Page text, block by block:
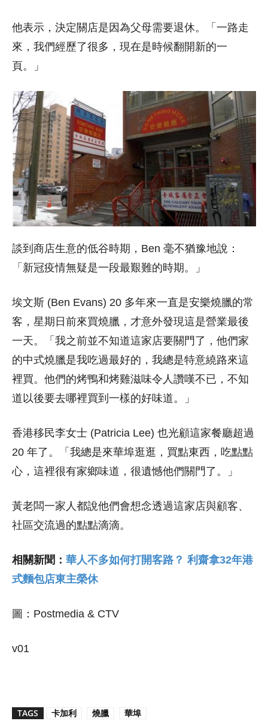
他表示，決定關店是因為父母需要退休。「一路走
來，我們經歷了很多，現在是時候翻開新的一
頁。」
談到商店生意的低谷時期，Ben 毫不猶豫地說：
「新冠疫情無疑是一段最艱難的時期。」
埃文斯 (Ben Evans) 20 多年來一直是安樂燒臘的常
客，星期日前來買燒臘，才意外發現這是營業最後
一天。「我之前並不知道這家店要關門了，他們家
的中式燒臘是我吃過最好的，我總是特意繞路來這
裡買。他們的烤鴨和烤雞滋味令人讚嘆不已，不知
道以後要去哪裡買到一樣的好味道。」
香港移民李女士 (Patricia Lee) 也光顧這家餐廳超過
20 年了。「我總是來華埠逛逛，買點東西，吃點點
心，這裡很有家鄉味道，很遺憾他們關門了。」
黃老闆一家人都說他們會想念透過這家店與顧客、
社區交流過的點點滴滴。
相關新聞： 華人不多如何打開客路？ 利齋拿32年港
式麵包店東主榮休
圖：Postmedia & CTV
v01
TAGS 卡加利 燒臘 華埠